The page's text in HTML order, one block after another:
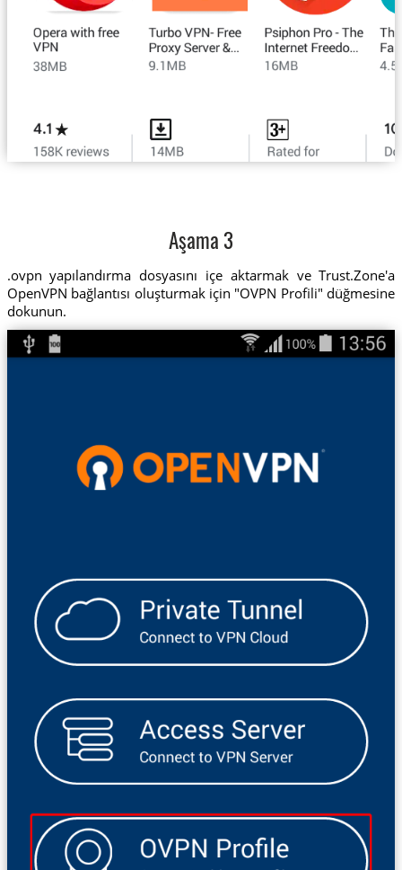
Aşama 3
.ovpn yapılandırma dosyasını içe aktarmak ve Trust.Zone'a
OpenVPN bağlantısı oluşturmak için "OVPN Profili" düğmesine
dokunun.